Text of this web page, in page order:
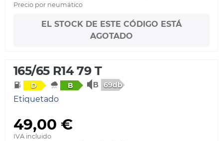
Precio por neumático
EL STOCK DE ESTE CÓDIGO ESTÁ
AGOTADO
165/65 R14 79 T
D B 69db
Etiquetado
49,00 €
IVA incluido